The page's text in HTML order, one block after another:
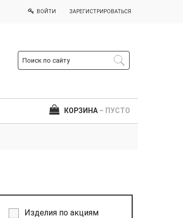
ВОЙТИ ЗАРЕГИСТРИРОВАТЬСЯ
КОРЗИНА – ПУСТО
Изделия по акциям